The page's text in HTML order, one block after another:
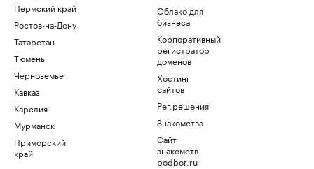
Пермский край
Ростов-на-Дону
Татарстан
Тюмень
Черноземье
Кавказ
Карелия
Мурманск
Приморский
край
Облако для
бизнеса
Корпоративный
регистратор
доменов
Хостинг
сайтов
Рег.решения
Знакомства
Сайт
знакомств
podbor.ru